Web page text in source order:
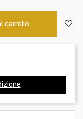
carrello